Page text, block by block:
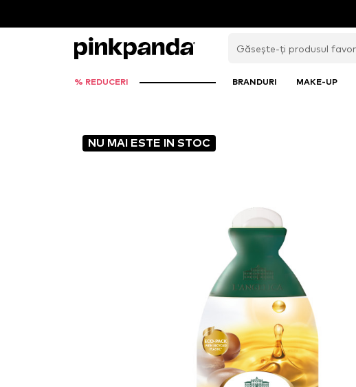
% REDUCERI BRANDURI MAKE-UP
NU MAI ESTE IN STOC